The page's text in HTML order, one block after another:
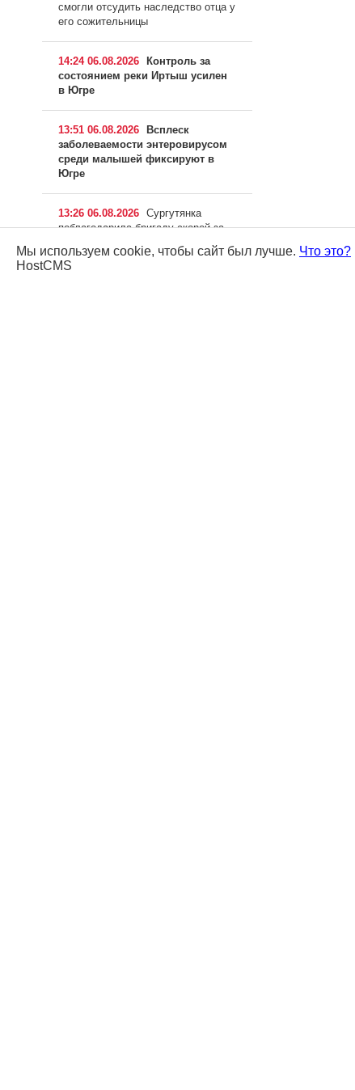
смогли отсудить наследство отца у
его сожительницы
14:24 06.08.2026
Контроль за
состоянием реки Иртыш усилен
в Югре
13:51 06.08.2026
Всплеск
заболеваемости энтеровирусом
среди малышей фиксируют в
Югре
13:26 06.08.2026 Сургутянка
поблагодарила бригаду скорой за
помощь ее восьмилетнему сыну
Мы используем cookie, чтобы сайт был лучше. Что это?
HostCMS